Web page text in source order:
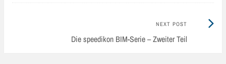
NEXT POST
Die speedikon BIM-Serie – Zweiter Teil